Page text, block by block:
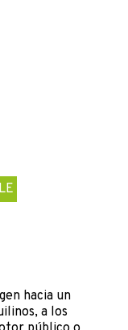
hacia un
a los